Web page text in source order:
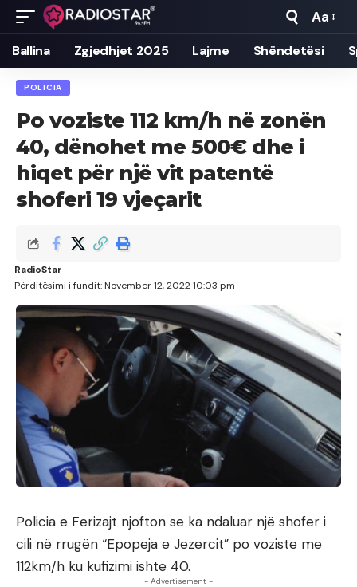
Font
Resizer
Aa
Ballina Zgjedhjet 2025 Lajme Shëndetësi
POLICIA
Po voziste 112 km/h në zonën
40, dënohet me 500€ dhe i
hiqet për një vit patentë
shoferi 19 vjeçarit
Përditësimi i fundit: November 12, 2022 10:03 pm
RadioStar
Policia e Ferizajt njofton se ka ndaluar një shofer i
cili në rrugën “Epopeja e Jezercit” po voziste me
112km/h ku kufizimi ishte 40.
- Advertisement -